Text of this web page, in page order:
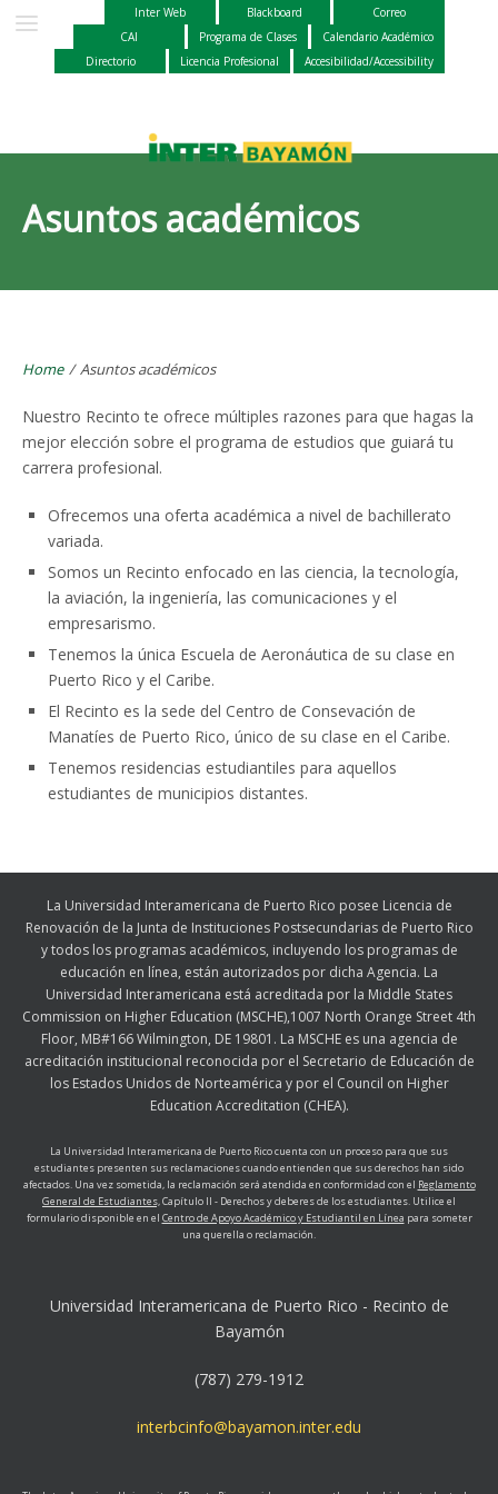
Inter Web Blackboard
Correo
CAI
Programa de Clases
Calendario Académico
Directorio
Licencia Profesional Accesibilidad/Accessibility
Asuntos académicos
Home /Asuntos académicos
Nuestro Recinto te ofrece múltiples razones para que hagas la
mejor elección sobre el programa de estudios que guiará tu
carrera profesional.
Ofrecemos una oferta académica a nivel de bachillerato
variada.
Somos un Recinto enfocado en las ciencia, la tecnología,
la aviación, la ingeniería, las comunicaciones y el
empresarismo.
Tenemos la única Escuela de Aeronáutica de su clase en
Puerto Rico y el Caribe.
El Recinto es la sede del Centro de Consevación de
Manatíes de Puerto Rico, único de su clase en el Caribe.
Tenemos residencias estudiantiles para aquellos
estudiantes de municipios distantes.
La Universidad Interamericana de Puerto Rico posee Licencia de
Renovación de la Junta de Instituciones Postsecundarias de Puerto Rico
y todos los programas académicos, incluyendo los programas de
educación en línea, están autorizados por dicha Agencia. La
Universidad Interamericana está acreditada por la Middle States
Commission on Higher Education (MSCHE),1007 North Orange Street 4th
Floor, MB#166 Wilmington, DE 19801. La MSCHE es una agencia de
acreditación institucional reconocida por el Secretario de Educación de
los Estados Unidos de Norteamérica y por el Council on Higher
Education Accreditation (CHEA).
La Universidad Interamericana de Puerto Rico cuenta con un proceso para que sus
estudiantes presenten sus reclamaciones cuando entienden que sus derechos han sido
afectados. Una vez sometida, la reclamación será atendida en conformidad con el Reglamento
General de Estudiantes,Capítulo II - Derechos y deberes de los estudiantes. Utilice el
formulario disponible en el Centro de Apoyo Académico y Estudiantil en Línea para someter
una querella o reclamación.
Universidad Interamericana de Puerto Rico - Recinto de
Bayamón
(787) 279-1912
interbcinfo@bayamon.inter.edu